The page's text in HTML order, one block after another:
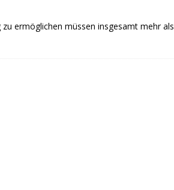
ermöglichen müssen insgesamt mehr als